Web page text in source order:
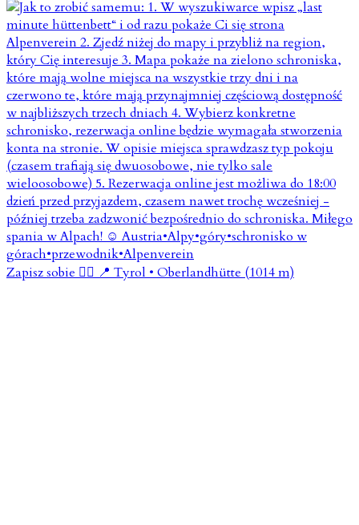
Zapisz sobie 👇🏼 📍 Tyrol • Oberlandhütte (1014 m)